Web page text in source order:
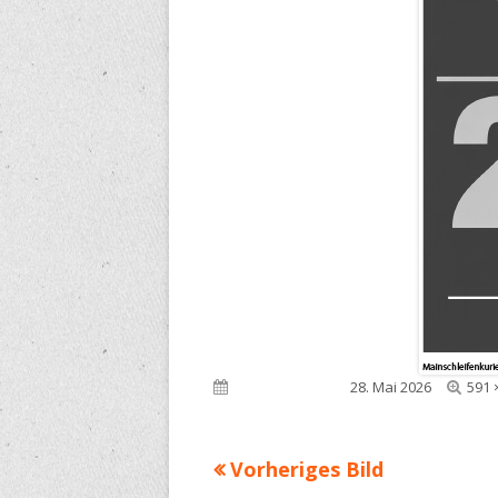
Veröffentlicht am28. Mai 2026
Volle
591
Vorheriges Bild